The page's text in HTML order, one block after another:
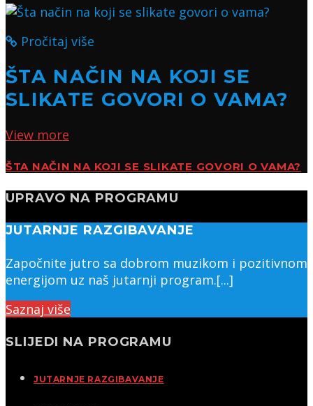
Pročitaj više
ŠTA NAČIN NA KOJI SE
SLIKATE GOVORI O VAMA?
View more
ŠTA NAČIN NA KOJI SE SLIKATE GOVORI O VAMA?
UPRAVO NA PROGRAMU
JUTARNJE RAZGIBAVANJE
Započnite jutro sa dobrom muzikom i pozitivnom
energijom uz naš jutarnji program.[...]
Saznaj više
SLIJEDI NA PROGRAMU
JUTARNJE RAZGIBAVANJE